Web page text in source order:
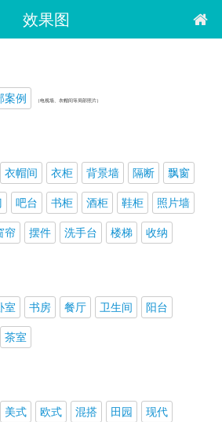
效果图
案例 （电视墙、衣帽间等局部照片）
衣帽间 衣柜 背景墙 隔断
飘窗
吧台 书柜 酒柜 鞋柜
照片墙
帘 摆件 洗手台 楼梯 收纳
室 书房 餐厅 卫生间
阳台
茶室
美式 欧式 混搭 田园
现代